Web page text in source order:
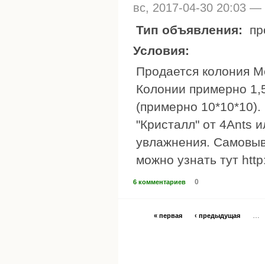
вс, 2017-04-30 20:03 —
Тип объявления:
Условия:
Продается колония
Колонии примерно
(примерно
"Кристалл" от 4Ants
увлажнения.
можно узнать тут
6 комментариев 0
« первая ‹ предыдущая